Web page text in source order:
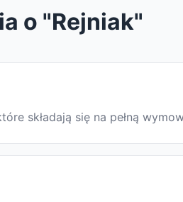
o "Rejniak"
składają się na pełną